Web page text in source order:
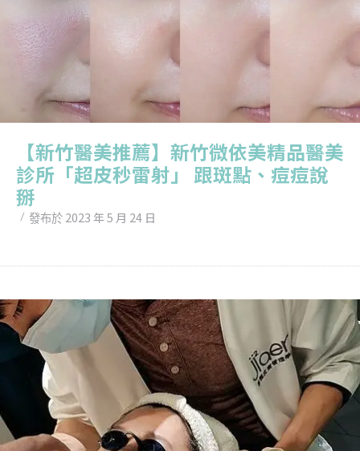
【新竹醫美推薦】新竹微依美精品醫美
診所「超皮秒雷射」 跟斑點、痘痘說
掰
發布於 2023 年 5 月 24 日